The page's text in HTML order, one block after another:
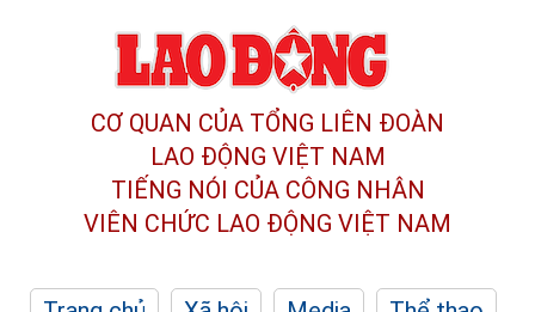
CƠ QUAN CỦA TỔNG LIÊN ĐOÀN
LAO ĐỘNG VIỆT NAM
TIẾNG NÓI CỦA CÔNG NHÂN
VIÊN CHỨC LAO ĐỘNG VIỆT NAM